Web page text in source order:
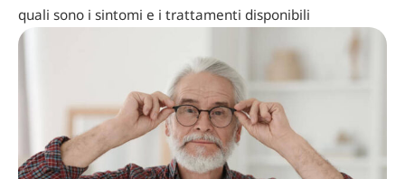
quali sono i sintomi e i trattamenti disponibili